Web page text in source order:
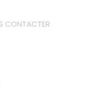
CONTACTER